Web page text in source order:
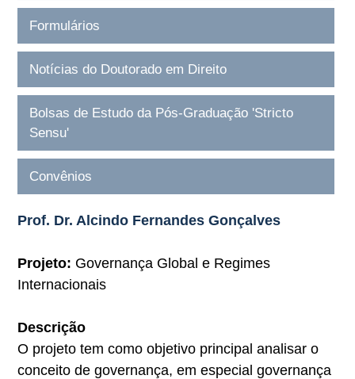
Formulários
Notícias do Doutorado em Direito
Bolsas de Estudo da Pós-Graduação 'Stricto
Sensu'
Convênios
Prof. Dr. Alcindo Fernandes Gonçalves
Projeto: Governança Global e Regimes
Internacionais
Descrição
O projeto tem como objetivo principal analisar o
conceito de governança, em especial governança